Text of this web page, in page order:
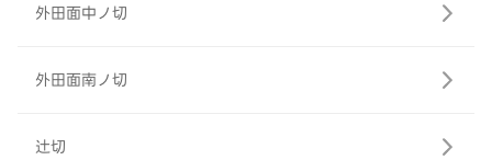
外田面中ノ切
外田面南ノ切
辻切